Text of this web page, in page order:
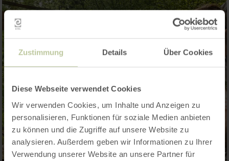
Zustimmung Details Über Cookies
Diese Webseite verwendet Cookies
Wir verwenden Cookies, um Inhalte und Anzeigen zu
personalisieren, Funktionen für soziale Medien anbieten
zu können und die Zugriffe auf unsere Website zu
analysieren. Außerdem geben wir Informationen zu Ihrer
Verwendung unserer Website an unsere Partner für